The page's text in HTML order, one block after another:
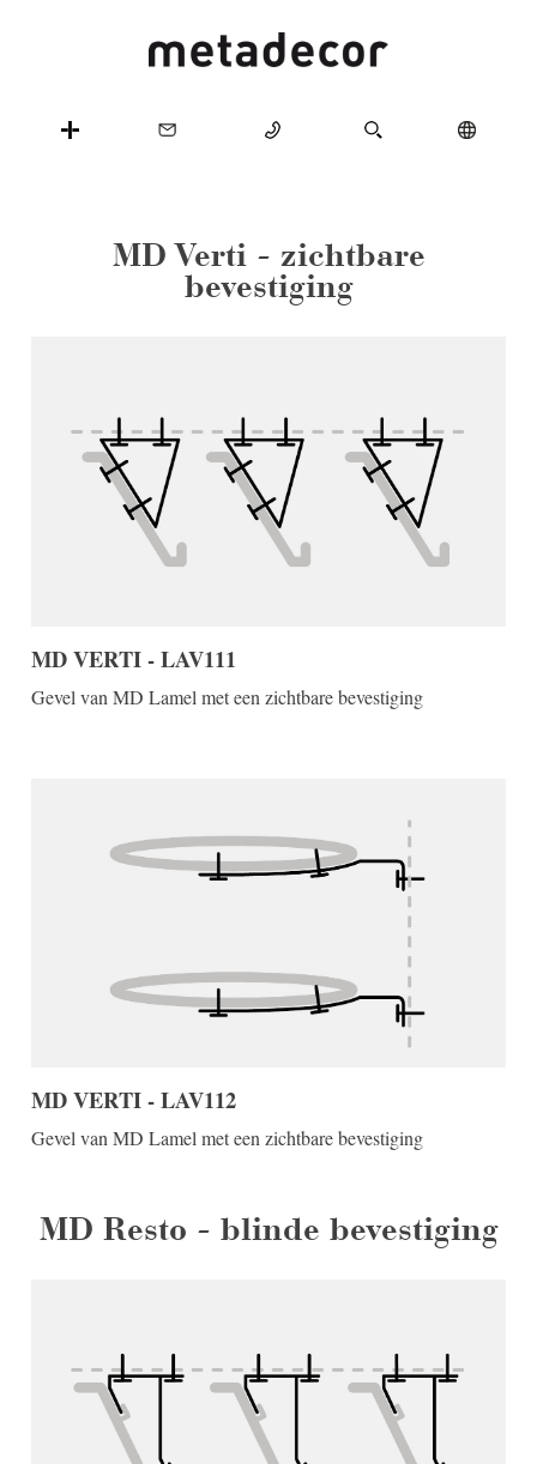
MD Verti - zichtbare
bevestiging
MD VERTI - LAV111
Gevel van MD Lamel met een zichtbare bevestiging
MD VERTI - LAV112
Gevel van MD Lamel met een zichtbare bevestiging
MD Resto - blinde bevestiging